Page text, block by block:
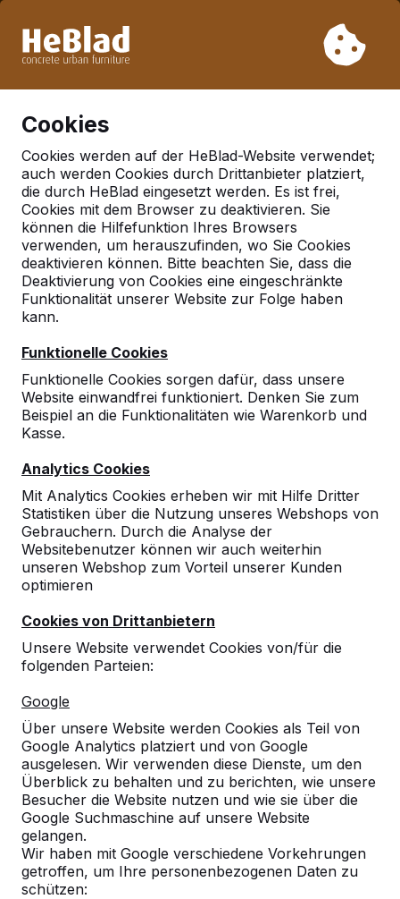
Woche 33 nicht. Bitte berücksichtigen Sie daher längere
Cookies
Cookies werden auf der HeBlad-Website verwendet;
auch werden Cookies durch Drittanbieter platziert,
die durch HeBlad eingesetzt werden. Es ist frei,
Cookies mit dem Browser zu deaktivieren. Sie
können die Hilfefunktion Ihres Browsers
verwenden, um herauszufinden, wo Sie Cookies
deaktivieren können. Bitte beachten Sie, dass die
Deaktivierung von Cookies eine eingeschränkte
Funktionalität unserer Website zur Folge haben
kann.
Funktionelle Cookies
Funktionelle Cookies sorgen dafür, dass unsere
Website einwandfrei funktioniert. Denken Sie zum
Beispiel an die Funktionalitäten wie Warenkorb und
Kasse.
Analytics Cookies
Mit Analytics Cookies erheben wir mit Hilfe Dritter
Statistiken über die Nutzung unseres Webshops von
Gebrauchern. Durch die Analyse der
Websitebenutzer können wir auch weiterhin
unseren Webshop zum Vorteil unserer Kunden
optimieren
Cookies von Drittanbietern
Unsere Website verwendet Cookies von/für die
folgenden Parteien:
Google
Über unsere Website werden Cookies als Teil von
Google Analytics platziert und von Google
ausgelesen. Wir verwenden diese Dienste, um den
Überblick zu behalten und zu berichten, wie unsere
Besucher die Website nutzen und wie sie über die
Google Suchmaschine auf unsere Website
gelangen.
Wir haben mit Google verschiedene Vorkehrungen
getroffen, um Ihre personenbezogenen Daten zu
schützen:
Zubehör
1 Liter Anthrazitfarbe
€ 60,00
Farbe
Anzahl
Zur Bestellung hinzufügen